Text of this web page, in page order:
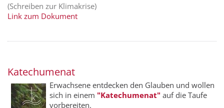
(Schreiben zur Klimakrise)
Link zum Dokument
Katechumenat
Erwachsene entdecken den Glauben und wollen
sich in einem "Kate­chumenat" auf die Taufe
vorbereiten.